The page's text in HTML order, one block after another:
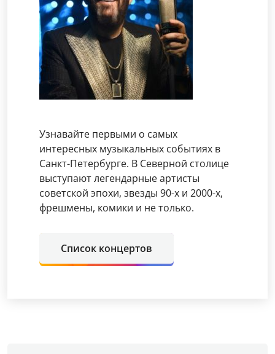
Узнавайте первыми о самых
интересных музыкальных событиях в
Санкт-Петербурге. В Северной столице
выступают легендарные артисты
советской эпохи, звезды 90-х и 2000-х,
фрешмены, комики и не только.
Список концертов